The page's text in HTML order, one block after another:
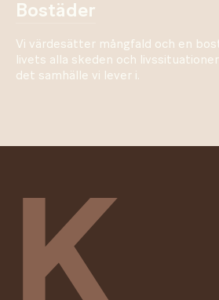
bostäder
Vi värdesätter mångfald och en
livets alla skeden och
det samhälle vi lever i.